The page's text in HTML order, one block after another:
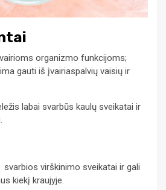
organizmo funkcijoms;
gauti iš įvairiaspalvių vaisių ir
labai svarbūs kaulų sveikatai ir
virškinimo sveikatai ir gali
kiekį kraujyje.